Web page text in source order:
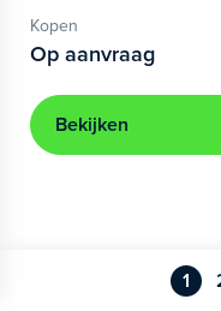
Kopen
Op aanvraag
Bekijken
1